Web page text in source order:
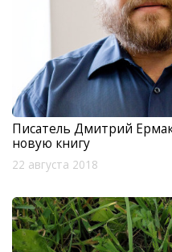
Писатель Дмитрий
новую книгу
22 августа 2018